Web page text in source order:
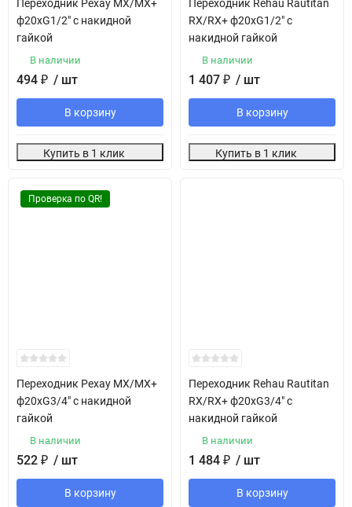
Переходник Рехау MX/MX+
ф20хG1/2" с накидной
гайкой
В наличии
494 ₽ / шт
В корзину
Купить в 1 клик
Переходник Rehau Rautitan
RX/RX+ ф20хG1/2" с
накидной гайкой
В наличии
1 407 ₽ / шт
В корзину
Купить в 1 клик
Проверка по QR!
Переходник Рехау MX/MX+
ф20хG3/4" с накидной
гайкой
В наличии
522 ₽ / шт
В корзину
Переходник Rehau Rautitan
RX/RX+ ф20хG3/4" с
накидной гайкой
В наличии
1 484 ₽ / шт
В корзину